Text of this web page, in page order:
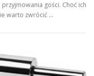
gości. Choć ich
warto zwrócić …